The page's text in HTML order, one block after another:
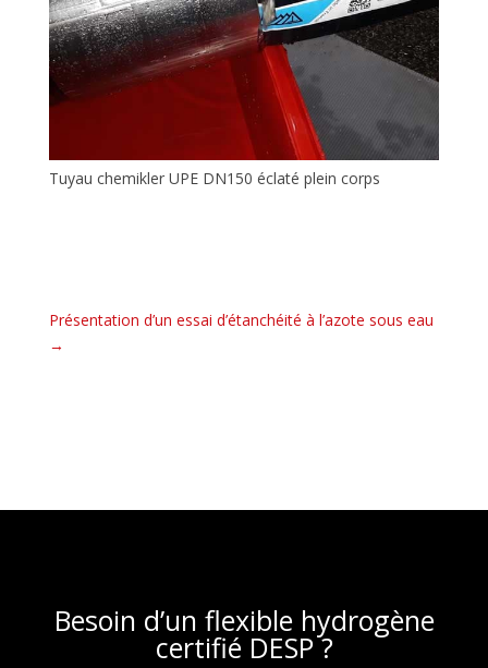
Tuyau chemikler UPE DN150 éclaté plein corps
Présentation d’un essai d’étanchéité à l’azote sous eau
→
Besoin d’un flexible hydrogène
certifié DESP ?